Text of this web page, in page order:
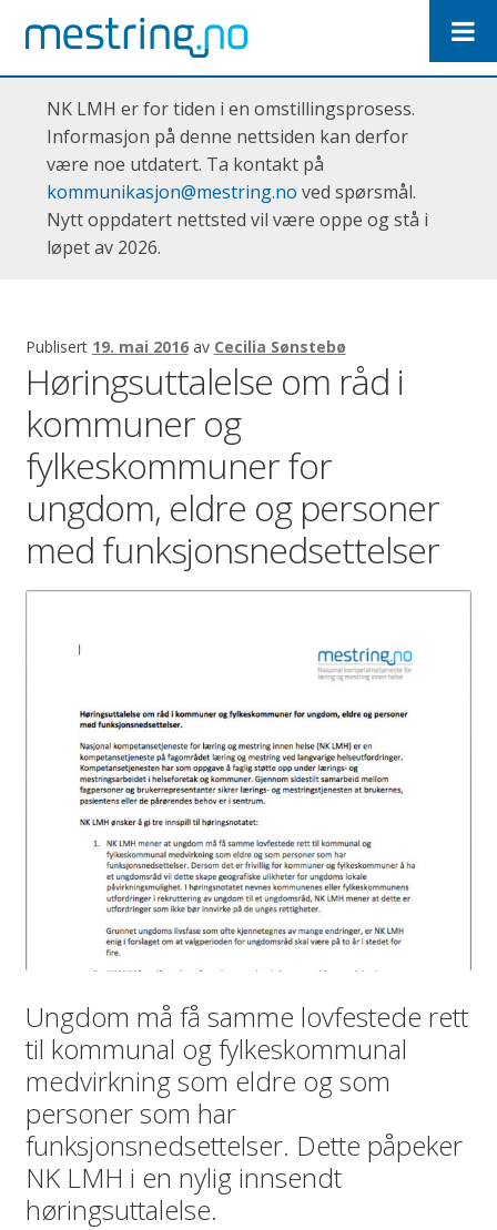
Hopp
til
navigasjon
Hopp
til
innhold
NK LMH er for tiden i en omstillingsprosess.
Informasjon på denne nettsiden kan derfor
være noe utdatert. Ta kontakt på
kommunikasjon@mestring.no ved spørsmål.
Nytt oppdatert nettsted vil være oppe og stå i
løpet av 2026.
Publisert 19. mai 2016 av Cecilia Sønstebø
Høringsuttalelse om råd i
kommuner og
fylkeskommuner for
ungdom, eldre og personer
med funksjonsnedsettelser
Ungdom må få samme lovfestede rett
til kommunal og fylkeskommunal
medvirkning som eldre og som
personer som har
funksjonsnedsettelser. Dette påpeker
NK LMH i en nylig innsendt
høringsuttalelse.